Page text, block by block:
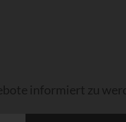
informiert zu